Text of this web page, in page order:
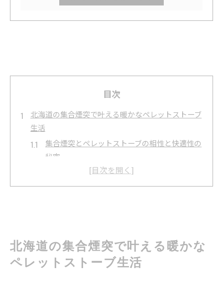
目次
北海道の集合煙突で叶える暖かなペレットストーブ
生活
集合煙突とペレットストーブの相性と快適性の
秘密
北海道で広がるペレットストーブの集合煙突活
用例
応のポイント
集合煙突とペレットストーブの組み合わせによ
る経済的効果
北海道の集合煙突で叶える暖かな
ペレットストーブ生活